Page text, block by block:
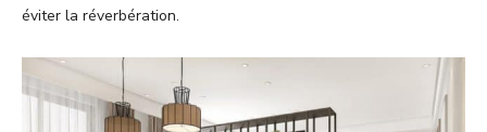
éviter la réverbération.